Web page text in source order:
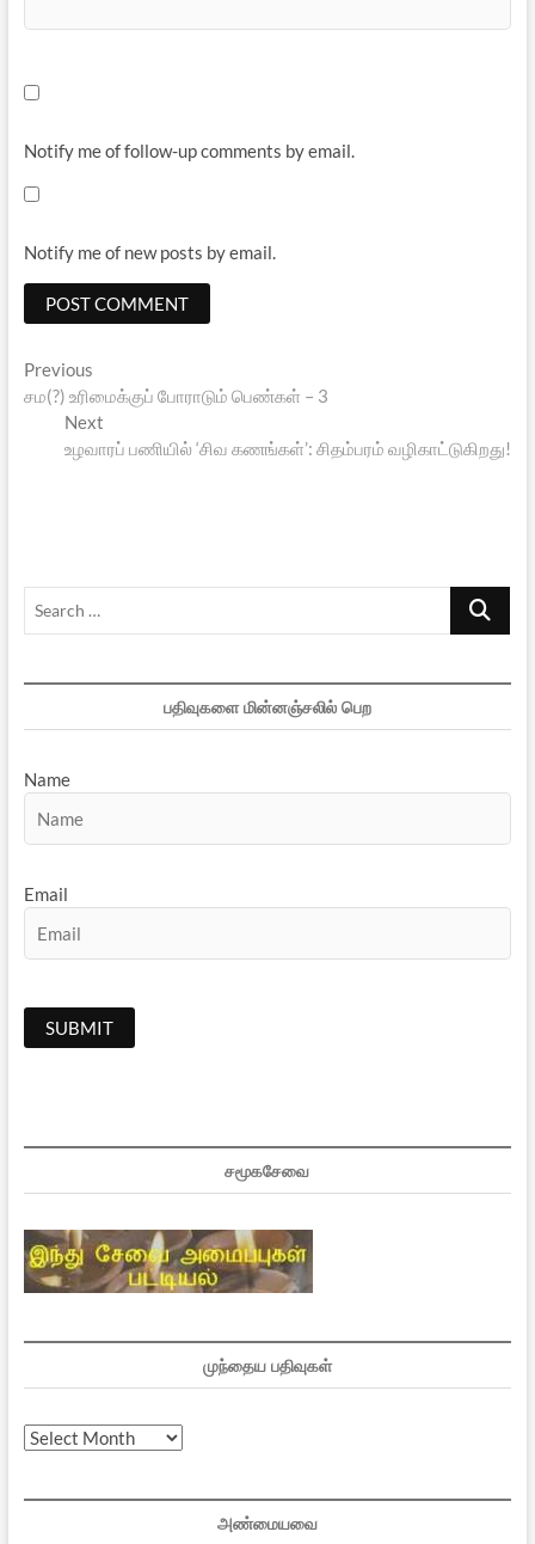
Notify me of follow-up comments by email.
Notify me of new posts by email.
Post
navigation
PreviousPrevious
post:
சம(?) உரிமைக்குப் போராடும் பெண்கள் – 3
Next
post:
உழவாரப் பணியில் ‘சிவ கணங்கள்’: சிதம்பரம் வழிகாட்டுகிறது!
Search
பதிவுகளை மின்னஞ்சலில் பெற
Name
Email
சமூகசேவை
முந்தைய பதிவுகள்
முந்தைய
அண்மையவை